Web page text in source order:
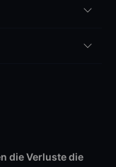
die Verluste die